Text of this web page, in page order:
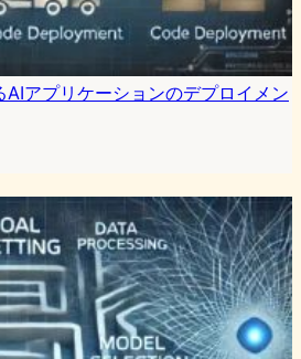
アプリケーションのデプロイメン